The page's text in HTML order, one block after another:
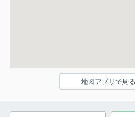
地図アプリで見る